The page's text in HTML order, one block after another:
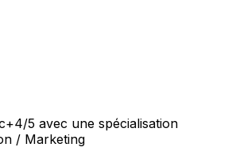
5 avec une spécialisation
/ Marketing